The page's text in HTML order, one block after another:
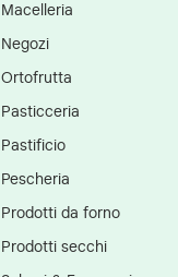
Macelleria
Negozi
Ortofrutta
Pasticceria
Pastificio
Pescheria
Prodotti da forno
Prodotti secchi